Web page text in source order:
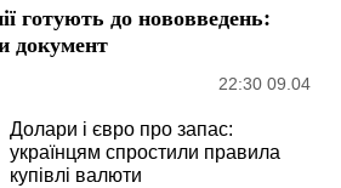
готують до нововведень:
документ
22:30 09.04
Долари і євро про запас:
українцям спростили правила
купівлі валюти